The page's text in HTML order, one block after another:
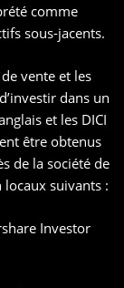
comme
sous-jacents.
vente et les
dans un
et les DICI
être obtenus
de la société de
locaux suivants :
Investor